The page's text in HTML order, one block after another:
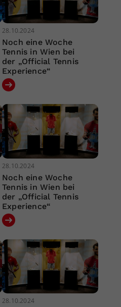
28.10.2024
Noch eine Woche
Tennis in Wien bei
der „Official Tennis
Experience“
28.10.2024
Noch eine Woche
Tennis in Wien bei
der „Official Tennis
Experience“
28.10.2024